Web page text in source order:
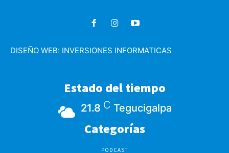
DISEÑO WEB: INVERSIONES INFORMATICAS
Estado del tiempo
21.8 C Tegucigalpa
Categorías
PODCAST